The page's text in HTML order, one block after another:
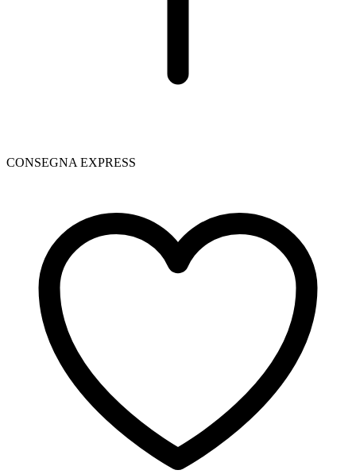
CONSEGNA EXPRESS